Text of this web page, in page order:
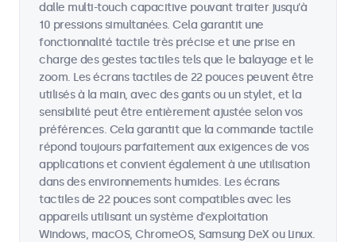
dalle multi-touch capacitive pouvant traiter jusqu'à
10 pressions simultanées. Cela garantit une
fonctionnalité tactile très précise et une prise en
charge des gestes tactiles tels que le balayage et le
zoom. Les écrans tactiles de 22 pouces peuvent être
utilisés à la main, avec des gants ou un stylet, et la
sensibilité peut être entièrement ajustée selon vos
préférences. Cela garantit que la commande tactile
répond toujours parfaitement aux exigences de vos
applications et convient également à une utilisation
dans des environnements humides. Les écrans
tactiles de 22 pouces sont compatibles avec les
appareils utilisant un système d'exploitation
Windows, macOS, ChromeOS, Samsung DeX ou Linux.